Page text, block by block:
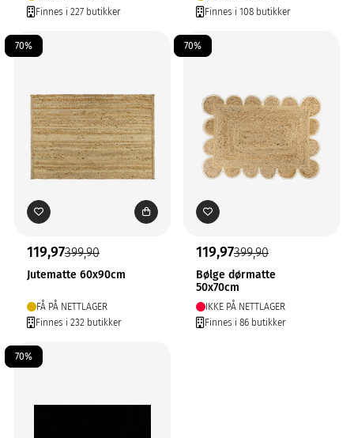
Finnes i 227 butikker
Finnes i 108 butikker
70%
119,97399,90
Jutematte 60x90cm
FÅ PÅ NETTLAGER
Finnes i 232 butikker
70%
119,97399,90
Bølge dørmatte
50x70cm
IKKE PÅ NETTLAGER
Finnes i 86 butikker
70%